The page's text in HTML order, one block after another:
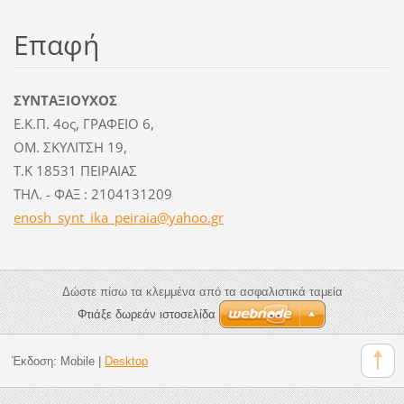
Επαφή
ΣΥΝΤΑΞΙΟΥΧΟΣ
Ε.Κ.Π. 4ος, ΓΡΑΦΕΙΟ 6,
ΟΜ. ΣΚΥΛΙΤΣΗ 19,
Τ.Κ 18531 ΠΕΙΡΑΙΑΣ
ΤΗΛ. - ΦΑΞ : 2104131209
enosh_synt_ika_peiraia@yahoo.gr
Δώστε πίσω τα κλεμμένα από τα ασφαλιστικά ταμεία
Φτιάξε δωρεάν ιστοσελίδα
Έκδοση: Mobile| Desktop